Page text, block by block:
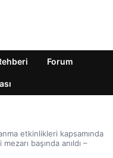
Forum
etkinlikleri kapsamında
başında anıldı –